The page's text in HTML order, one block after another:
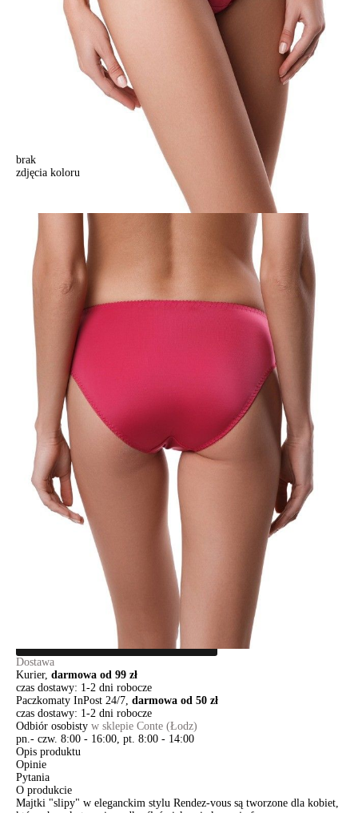
brak
zdjęcia koloru
Majtki "slipy" RENDEZVOUS RP3013, r. 102/L, czerwony
Majtki "slipy" RENDEZVOUS RP3013, r. 102/L, czerwony
60,90 zł
BRAK
ZDJĘCIA
BRAK
ZDJĘCIA
BRAK
ZDJĘCIA
BRAK
ZDJĘCIA
BRAK
ZDJĘCIA
ZDJĘCIA
BRAK
ZDJĘCIA
Rozmiary:
Tabela rozmiarów
94/S
98/M
102/L
106/XL
Ilość:
DODAJ DO KOSZYKA
Jak złożyć zamówienie
POWIADOM MNIE O DOSTĘPNOŚCI
ПОЛУЧИТЬ ПО EMAIL
Dostawa
Kurier, darmowa od 99 zł
czas dostawy: 1-2 dni robocze
Paczkomaty InPost 24/7, darmowa od 50 zł
czas dostawy: 1-2 dni robocze
Odbiór osobisty w sklepie Conte (Łodz)
pn.- czw. 8:00 - 16:00, pt. 8:00 - 14:00
Opis produktu
Opinie
Pytania
O produkcie
Majtki "slipy" w eleganckim stylu Rendez-vous są tworzone dla kobiet,